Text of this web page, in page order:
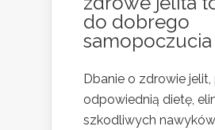
do dobrego
samopoczucia
Dbanie o zdrowie
odpowiednią dietę,
szkodliwych